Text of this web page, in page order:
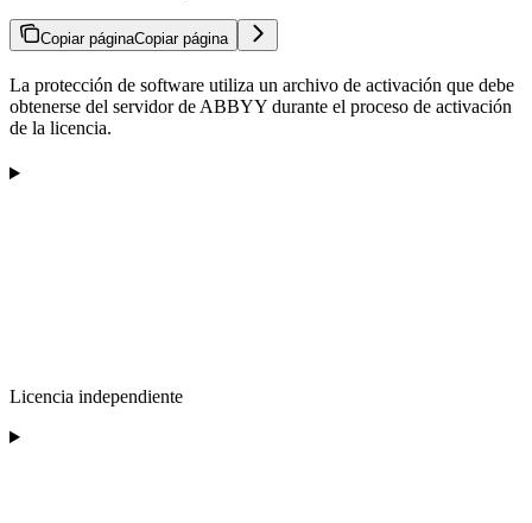
Copiar páginaCopiar página
La protección de software utiliza un archivo de activación que debe
obtenerse del servidor de ABBYY durante el proceso de activación
de la licencia.
Licencia independiente